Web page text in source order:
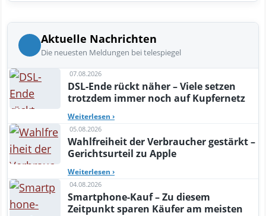
Aktuelle Nachrichten
Die neuesten Meldungen bei telespiegel
07.08.2026
DSL-Ende rückt näher – Viele setzen
trotzdem immer noch auf Kupfernetz
Weiterlesen ›
05.08.2026
Wahlfreiheit der Verbraucher gestärkt –
Gerichtsurteil zu Apple
Weiterlesen ›
04.08.2026
Smartphone-Kauf – Zu diesem
Zeitpunkt sparen Käufer am meisten